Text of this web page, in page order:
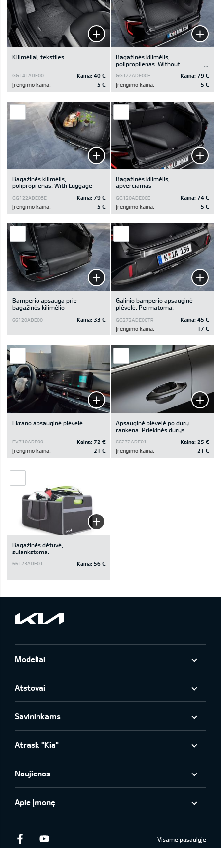
Kilimėliai, tekstiles
GG141ADE00 Kaina: 40 €
Įrengimo kaina:
5 €
Bagažinės kilimėlis,
polipropilenas. Without
Subwoofer.
GG122ADE00E Kaina: 79 €
Įrengimo kaina:
5 €
Bagažinės kilimėlis,
polipropilenas. With Luggage
Subwoofer
GG122ADE05E Kaina: 79 €
Įrengimo kaina:
5 €
Bagažinės kilimėlis,
apverčiamas
GG120ADE00E Kaina: 74 €
Įrengimo kaina:
5 €
Bamperio apsauga prie
bagažinės kilimėlio
66120ADE00 Kaina: 33 €
Galinio bamperio apsauginė
plėvelė. Permatoma.
GG272ADE00TR Kaina: 45 €
Įrengimo kaina:
17 €
Ekrano apsauginė plėvelė
EV710ADE00 Kaina: 72 €
Įrengimo kaina:
21 €
Apsauginė plėvelė po durų
rankena. Priekinės durys
66272ADE01 Kaina: 25 €
Įrengimo kaina:
21 €
Bagažinės dėtuvė,
sulankstoma.
66123ADE01 Kaina: 56 €
Modeliai
Atstovai
Savininkams
Atrask "Kia"
Naujienos
Apie įmonę
Facebook Visame pasaulyje